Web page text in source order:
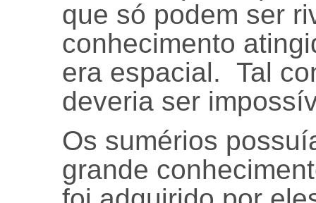
que só podem ser
conhecimento
era espacial. Tal
deveria ser
Os sumérios
grande